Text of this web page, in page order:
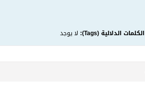
الكلمات الدلالية (Tags): لا يوجد